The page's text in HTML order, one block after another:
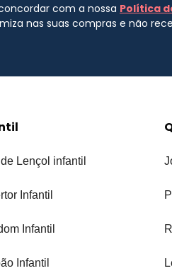
com a nossa Política
nas suas compras e não
Lençol infantil
Infantil
Infantil
Infantil